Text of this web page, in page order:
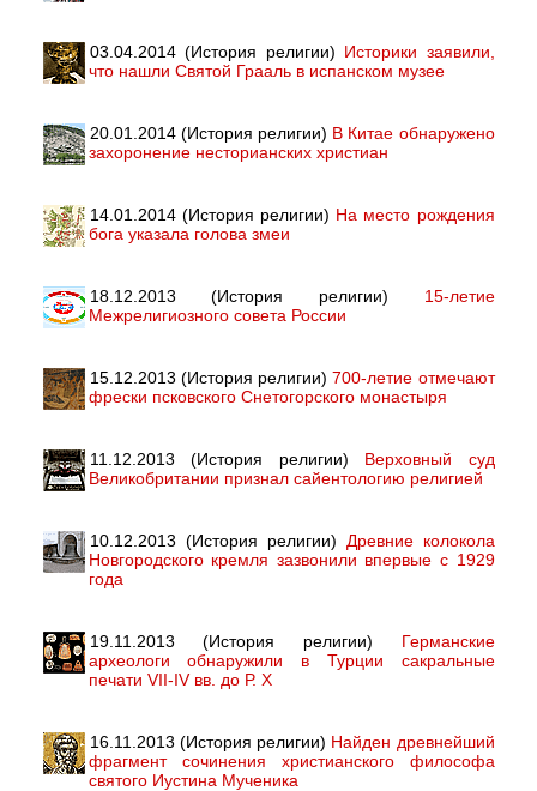
03.04.2014 (История религии) Историки заявили,
что нашли Святой Грааль в испанском музее
20.01.2014 (История религии) В Китае обнаружено
захоронение несторианских христиан
14.01.2014 (История религии) На место рождения
бога указала голова змеи
18.12.2013 (История религии) 15-летие
Межрелигиозного совета России
15.12.2013 (История религии)700-летие отмечают
фрески псковского Снетогорского монастыря
11.12.2013 (История религии) Верховный суд
Великобритании признал сайентологию религией
10.12.2013 (История религии) Древние колокола
Новгородского кремля зазвонили впервые с 1929
года
19.11.2013 (История религии) Германские
археологи обнаружили в Турции сакральные
печати VII-IV вв. до Р. Х
16.11.2013 (История религии) Найден древнейший
фрагмент сочинения христианского философа
святого Иустина Мученика